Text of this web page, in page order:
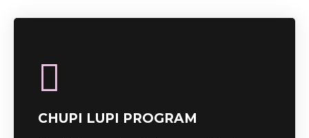
CHUPI LUPI PROGRAM